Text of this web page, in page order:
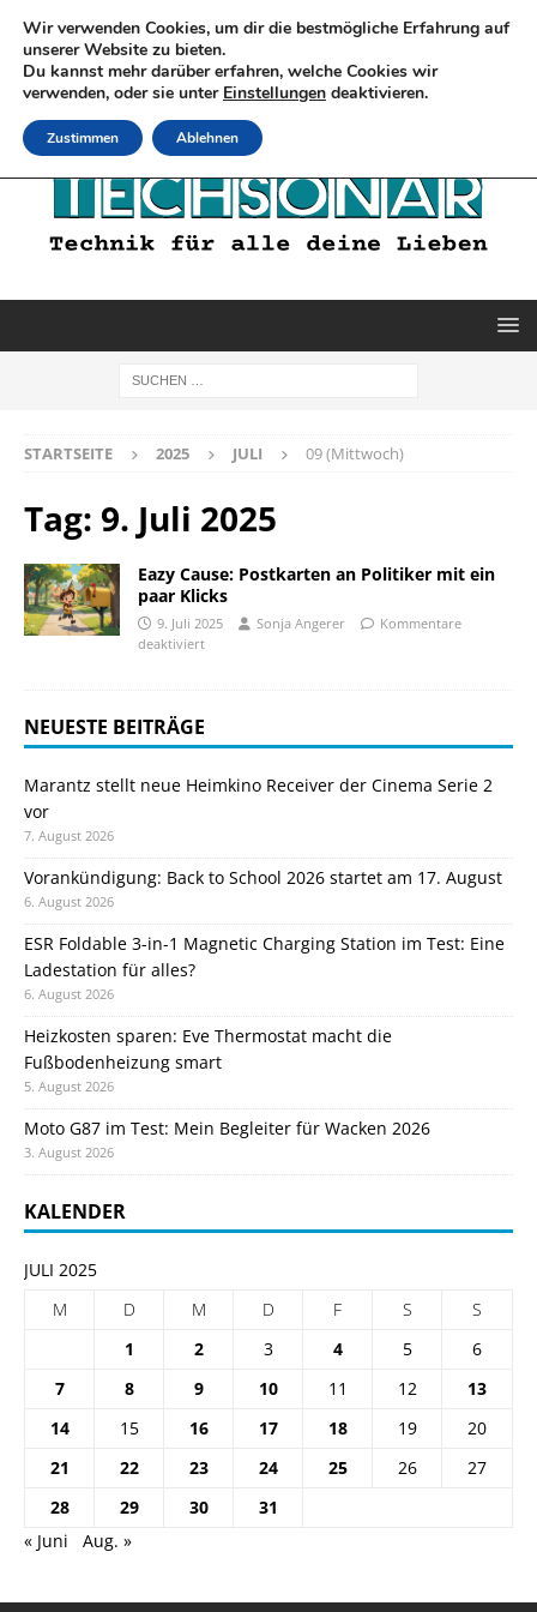
STARTSEITE 2025 JULI 09 (Mittwoch)
Tag: 9. Juli 2025
Eazy Cause: Postkarten an Politiker mit ein
paar Klicks
9. Juli 2025 Sonja Angerer
Kommentare
deaktiviert
NEUESTE BEITRÄGE
Marantz stellt neue Heimkino Receiver der Cinema Serie 2
vor
7. August 2026
Vorankündigung: Back to School 2026 startet am 17. August
6. August 2026
ESR Foldable 3-in-1 Magnetic Charging Station im Test: Eine
Ladestation für alles?
6. August 2026
Heizkosten sparen: Eve Thermostat macht die
Fußbodenheizung smart
5. August 2026
Moto G87 im Test: Mein Begleiter für Wacken 2026
3. August 2026
KALENDER
JULI 2025
M
D M D F S
S
1
2 3 4 5
6
7
8 9 10 11 12
13
14
15 16 17 18 19
20
21
22 23 24 25 26
27
28
29 30
31
« Juni
Aug. »
Wir verwenden Cookies, um dir die bestmögliche Erfahrung auf
unserer Website zu bieten.
Du kannst mehr darüber erfahren, welche Cookies wir
verwenden, oder sie unter Einstellungen deaktivieren.
Zustimmen Ablehnen